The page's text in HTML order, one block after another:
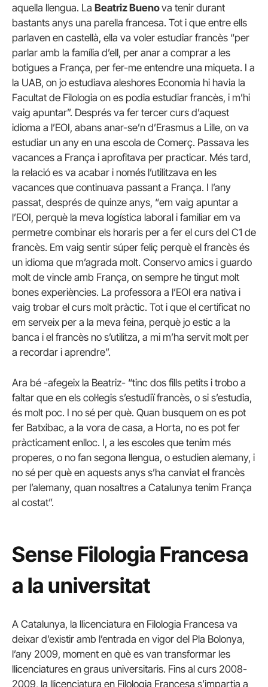
aquella llengua. La Beatriz Buenova tenir durant
bastants anys una parella francesa. Tot i que entre ells
parlaven en castellà, ella va voler estudiar francès “per
parlar amb la família d’ell, per anar a comprar a les
botigues a França, per fer-me entendre una miqueta. I a
la UAB, on jo estudiava aleshores Economia hi havia la
Facultat de Filologia on es podia estudiar francès, i m’hi
vaig apuntar”. Després va fer tercer curs d’aquest
idioma a l’EOI, abans anar-se’n d’Erasmus a Lille, on va
estudiar un any en una escola de Comerç. Passava les
vacances a França i aprofitava per practicar. Més tard,
la relació es va acabar i només l’utilitzava en les
vacances que continuava passant a França. I l’any
passat, després de quinze anys, “em vaig apuntar a
l’EOI, perquè la meva logística laboral i familiar em va
permetre combinar els horaris per a fer el curs del C1 de
francès. Em vaig sentir súper feliç perquè el francès és
un idioma que m’agrada molt. Conservo amics i guardo
molt de vincle amb França, on sempre he tingut molt
bones experiències. La professora a l’EOI era nativa i
vaig trobar el curs molt pràctic. Tot i que el certificat no
em serveix per a la meva feina, perquè jo estic a la
banca i el francès no s’utilitza, a mi m’ha servit molt per
a recordar i aprendre”.
Ara bé -afegeix la Beatriz- “tinc dos fills petits i trobo a
faltar que en els col·legis s’estudiï francès, o si s’estudia,
és molt poc. I no sé per què. Quan busquem on es pot
fer Batxibac, a la vora de casa, a Horta, no es pot fer
pràcticament enlloc. I, a les escoles que tenim més
properes, o no fan segona llengua, o estudien alemany, i
no sé per què en aquests anys s’ha canviat el francès
per l’alemany, quan nosaltres a Catalunya tenim França
al costat”.
Sense Filologia Francesa
a la universitat
A Catalunya, la llicenciatura en Filologia Francesa va
deixar d’existir amb l’entrada en vigor del Pla Bolonya,
l’any 2009, moment en què es van transformar les
llicenciatures en graus universitaris. Fins al curs 2008-
2009, la llicenciatura en Filologia Francesa s’impartia a